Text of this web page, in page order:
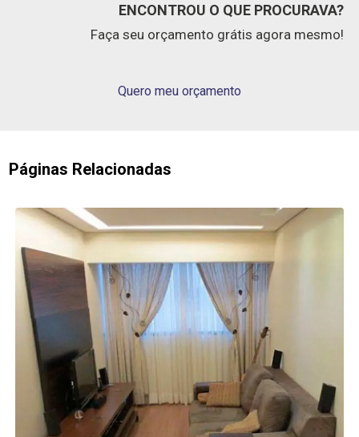
ENCONTROU O QUE PROCURAVA?
Faça seu orçamento grátis agora mesmo!
Quero meu orçamento
Páginas Relacionadas